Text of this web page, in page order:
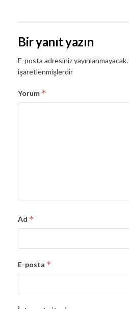
Bir yanıt yazın
E-posta adresiniz yayınlanmayacak.
işaretlenmişlerdir
Yorum *
Ad *
E-posta *